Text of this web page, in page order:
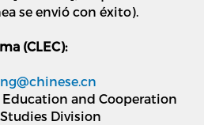
se envió con éxito).
(CLEC):
Education and Cooperation
Division